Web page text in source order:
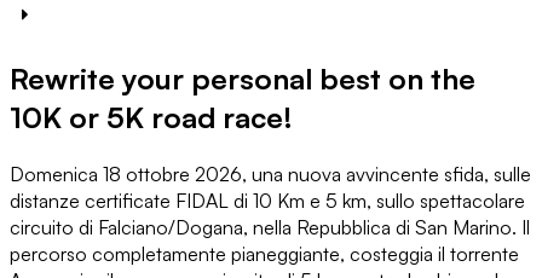
Rewrite your personal best on the
10K or 5K road race!
Domenica 18 ottobre 2026, una nuova avvincente sfida, sulle
distanze certificate FIDAL di 10 Km e 5 km, sullo spettacolare
circuito di Falciano/Dogana, nella Repubblica di San Marino. Il
percorso completamente pianeggiante, costeggia il torrente